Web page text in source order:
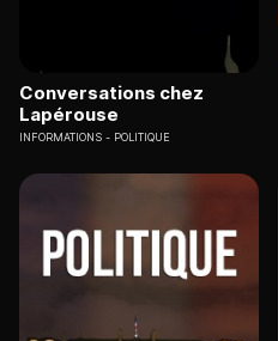
Conversations chez
Lapérouse
INFORMATIONS POLITIQUE